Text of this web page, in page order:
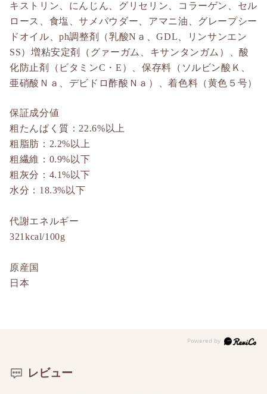
キストリン、にんじん、グリセリン、コラーゲン、セル
ロース、食塩、サメパウダー、アマニ油、グレープシー
ドオイル、ph調整剤（乳酸Nａ、GDL、リンサンエン
SS）増粘安定剤（グァーガム、キサンタンガム）、酸
化防止剤（ビタミンC・E）、保存料（ソルビン酸Ｋ、
亜硝酸Ｎａ、デビドロ酢酸Ｎａ）、着色料（黄色５号）
保証成分値
粗たんぱく質：22.6%以上
粗脂肪：2.2%以上
粗繊維：0.9%以下
粗灰分：4.1%以下
水分：18.3%以下
代謝エネルギー
321kcal/100g
原産国
日本
レビュー